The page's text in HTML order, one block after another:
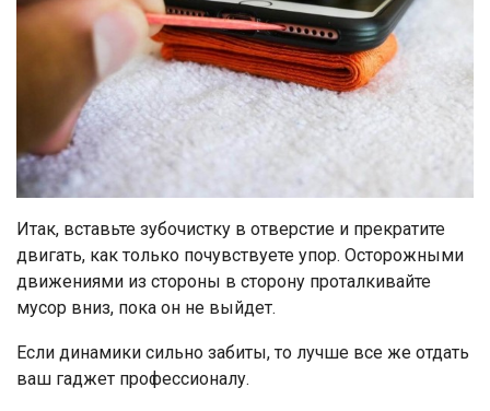
Итак, вставьте зубочистку в отверстие и прекратите
двигать, как только почувствуете упор. Осторожными
движениями из стороны в сторону проталкивайте
мусор вниз, пока он не выйдет.
Если динамики сильно забиты, то лучше все же отдать
ваш гаджет профессионалу.